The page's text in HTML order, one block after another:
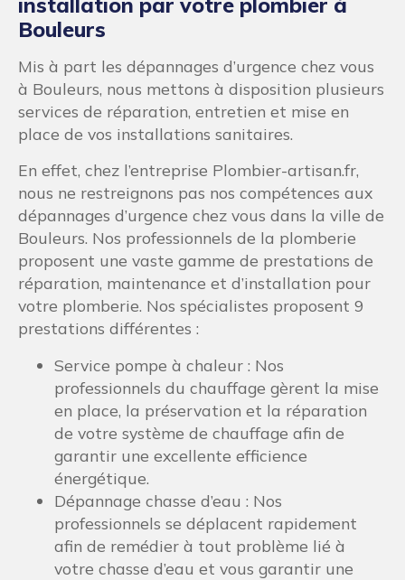
installation par votre plombier à
Bouleurs
Mis à part les dépannages d’urgence chez vous
à Bouleurs, nous mettons à disposition plusieurs
services de réparation, entretien et mise en
place de vos installations sanitaires.
En effet, chez l’entreprise Plombier-artisan.fr,
nous ne restreignons pas nos compétences aux
dépannages d’urgence chez vous dans la ville de
Bouleurs. Nos professionnels de la plomberie
proposent une vaste gamme de prestations de
réparation, maintenance et d’installation pour
votre plomberie. Nos spécialistes proposent 9
prestations différentes :
Service pompe à chaleur : Nos
professionnels du chauffage gèrent la mise
en place, la préservation et la réparation
de votre système de chauffage afin de
garantir une excellente efficience
énergétique.
Dépannage chasse d’eau : Nos
professionnels se déplacent rapidement
afin de remédier à tout problème lié à
votre chasse d’eau et vous garantir une